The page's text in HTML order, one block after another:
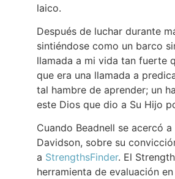
laico.
Después de luchar durante
sintiéndose como un barco
llamada a mi vida tan fuerte
que era una llamada a
tal hambre de aprender; un
este Dios que dio a Su Hijo
Cuando Beadnell se acercó
Davidson, sobre su
a StrengthsFinder. El
herramienta de evaluación